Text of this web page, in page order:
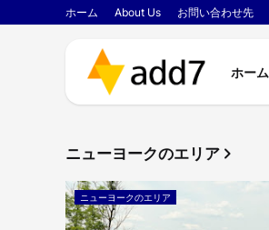
ホーム About Us お問い合わせ先
ホーム
ニューヨークのエリア
ニューヨークのエリア